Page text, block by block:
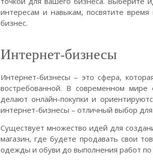
интересам и навыкам, посвятите
бизнес.
Интернет-бизнесы
Интернет-бизнесы – это сфера,
востребованной. В современном
делают онлайн-покупки и
интернет-бизнесы – отличный выбор для
Существует множество идей для
магазин, где будете продавать свои
одежды и обуви до выполнения работ